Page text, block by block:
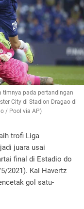
timnya pada pertandingan
City di Stadion Dragao di
/ Pool via AP)
trofi Liga
juara usai
final di Estadio do
2021). Kai Havertz
gol satu-